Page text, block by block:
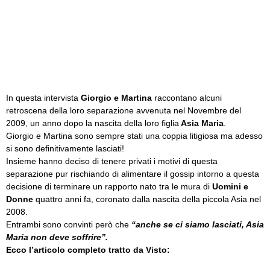
In questa intervista Giorgio e Martina raccontano alcuni
retroscena della loro separazione avvenuta nel Novembre del
2009, un anno dopo la nascita della loro figlia Asia Maria
Giorgio e Martina sono sempre stati una coppia litigiosa ma adesso
si sono definitivamente lasciati!
Insieme hanno deciso di tenere privati i motivi di questa
separazione pur rischiando di alimentare il gossip intorno a questa
decisione di terminare un rapporto nato tra le mura di Uomini e
Donne quattro anni fa, coronato dalla nascita della piccola Asia nel
2008.
Entrambi sono convinti però che “anche se ci siamo lasciati, Asia
Maria non deve soffrire”.
Ecco l’articolo completo tratto da Visto: